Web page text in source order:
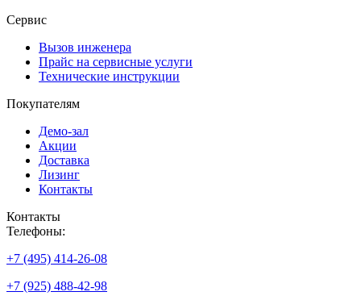
Сервис
Вызов инженера
Прайс на сервисные услуги
Технические инструкции
Покупателям
Демо-зал
Акции
Доставка
Лизинг
Контакты
Контакты
Телефоны:
+7 (495) 414-26-08
+7 (925) 488-42-98